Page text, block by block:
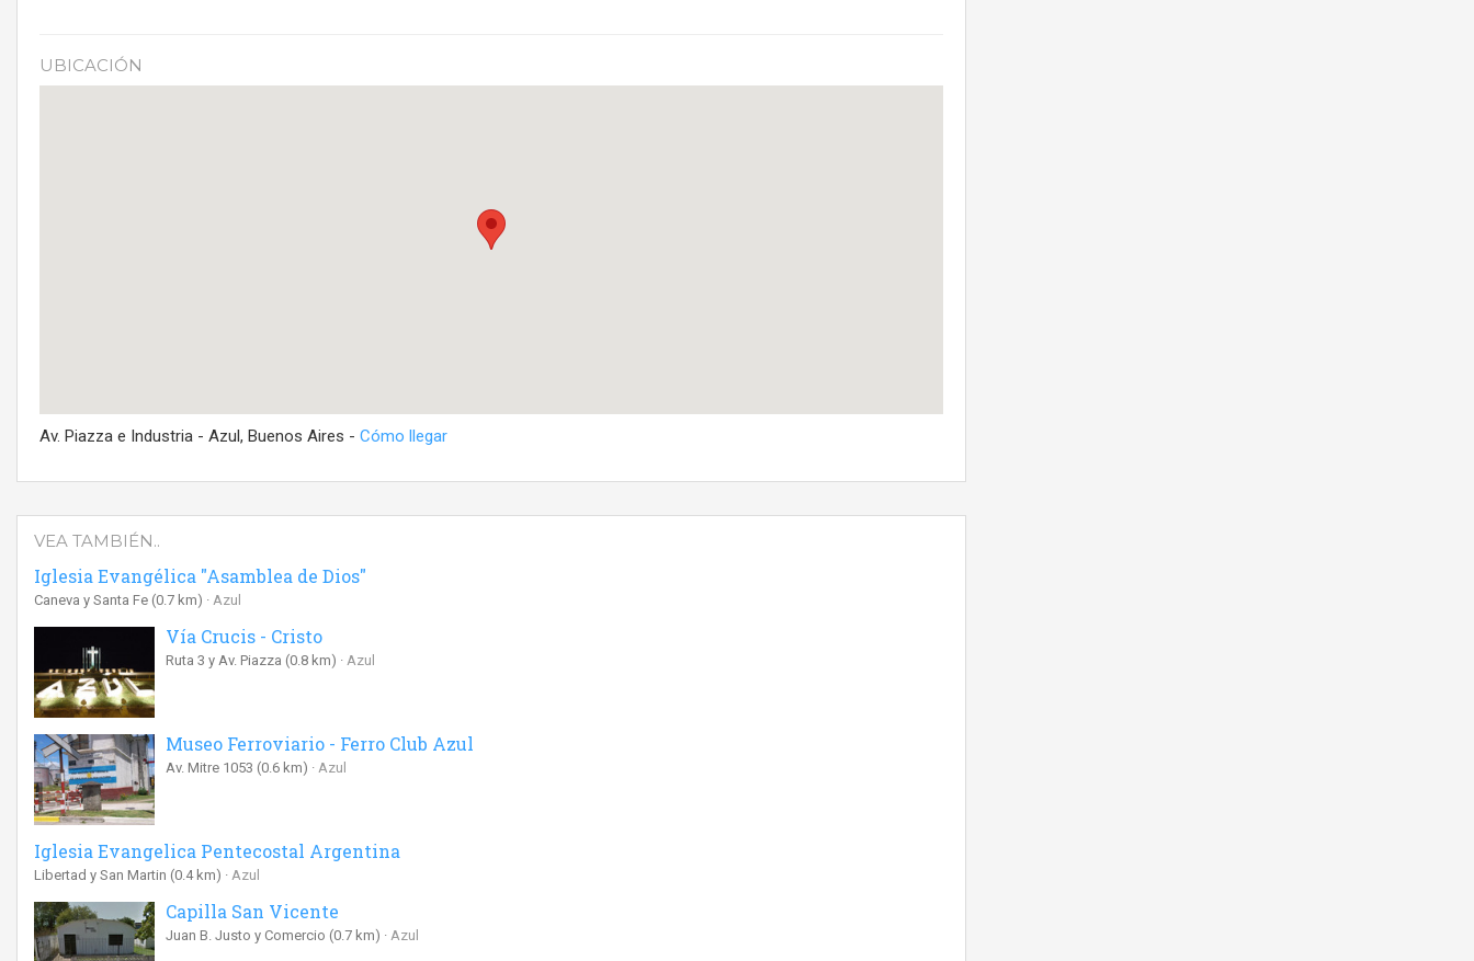
UBICACIÓN
Av. Piazza e Industria - Azul, Buenos Aires - Cómo llegar
VEA TAMBIÉN..
Iglesia Evangélica "Asamblea de Dios"
Caneva y Santa Fe (0.7 km) Azul
Vía Crucis - Cristo
Ruta 3 y Av. Piazza (0.8 km) Azul
Museo Ferroviario - Ferro Club Azul
Av. Mitre 1053 (0.6 km) Azul
Iglesia Evangelica Pentecostal Argentina
Libertad y San Martin (0.4 km) Azul
Capilla San Vicente
Juan B. Justo y Comercio (0.7 km) Azul